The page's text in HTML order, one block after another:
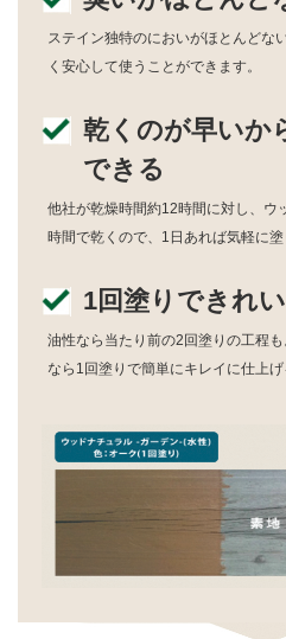
ステイン独特のにおいがほとんどな
く安心して使うことができます。
乾くのが早いか
できる
他社が乾燥時間約12時間に対し、ウ
時間で乾くので、1日あれば気軽に塗
1回塗りできれ
油性なら当たり前の2回塗りの工程
なら1回塗りで簡単にキレイに仕上げ